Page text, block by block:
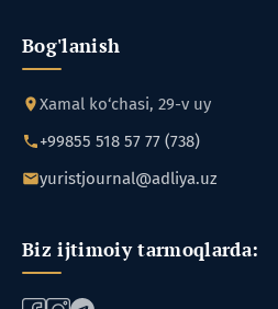
Bog'lanish
Xamal ko‘chasi, 29-v uy
+99855 518 57 77 (738)
yuristjournal@adliya.uz
Biz ijtimoiy tarmoqlarda: